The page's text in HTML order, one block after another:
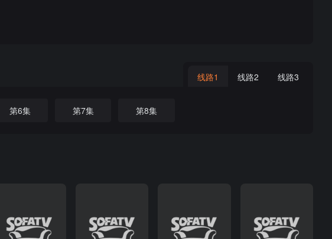
线路1 线路2 线路3
第6集 第7集 第8集